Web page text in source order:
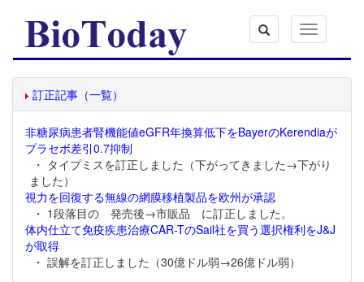
Toggle
navigation
訂正記事（一覧）
非糖尿病患者腎機能値eGFR年換算低下をBayerのKerendiaが
プラセボ差引0.7抑制
・ タイプミスを訂正しました（下がってきました→下がり
ました）
視力を回復する無線の網膜移植製品を欧州が承認
・ 1段落目の 発売後→市販品 に訂正しました。
体内仕立て免疫疾患治療CAR-TのSail社を買う選択権利をJ&J
が取得
・ 誤解を訂正しました（30億ドル弱→26億ドル弱）